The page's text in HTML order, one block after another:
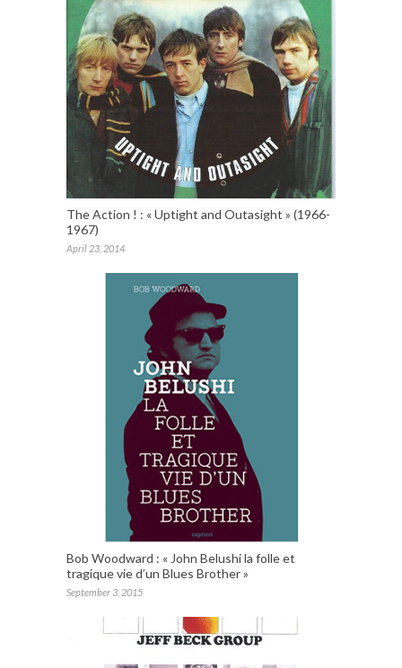
The Action ! : « Uptight and Outasight » (1966-
1967)
April 23, 2014
Bob Woodward : « John Belushi la folle et
tragique vie d’un Blues Brother »
September 3, 2015